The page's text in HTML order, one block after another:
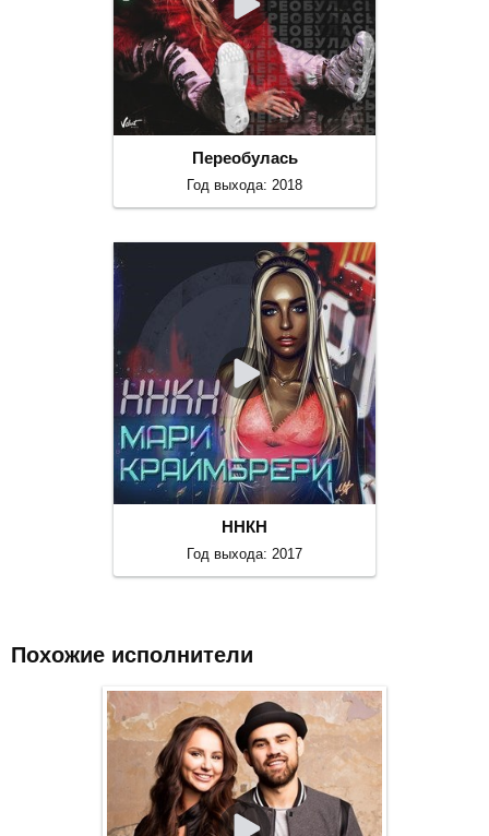
Переобулась
Год выхода: 2018
ННКН
Год выхода: 2017
Похожие исполнители